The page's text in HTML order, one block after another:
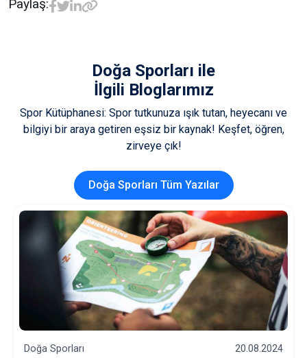
Paylaş:
Doğa Sporları ile
İlgili Bloglarımız
Spor Kütüphanesi: Spor tutkunuza ışık tutan, heyecanı ve
bilgiyi bir araya getiren eşsiz bir kaynak! Keşfet, öğren,
zirveye çık!
Doğa Sporları Tüm Yazılar
Doğa Sporları 20.08.2024